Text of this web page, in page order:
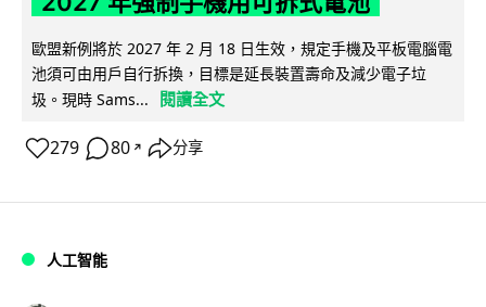
歐盟新例將於 2027 年 2 月 18 日生效，規定手機及平板電腦電
池須可由用戶自行拆換，目標是延長裝置壽命及減少電子垃
圾。現時 Sams...
閱讀全文
279 80 ↗ 分享
人工智能